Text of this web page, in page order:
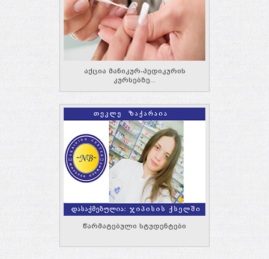
აქცია მანიკურ-პედიკურის
კურსებზე...
წარმატებული სტუდენტები